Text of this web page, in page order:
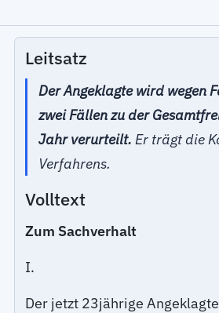
Leitsatz
Der Angeklagte wird wegen
zwei Fällen zu der
Jahr verurteilt. Er trägt die
Verfahrens.
Volltext
Zum Sachverhalt
I.
Der jetzt 23jährige